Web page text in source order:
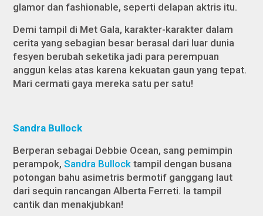
glamor danfashionable,seperti delapan aktris itu.
Demi tampil di Met Gala, karakter-karakter dalam
cerita yang sebagian besar berasal dari luar dunia
fesyen berubah seketika jadi para perempuan
anggun kelas atas karena kekuatan gaun yang tepat.
Mari cermati gaya mereka satu per satu!
Sandra Bullock
Berperan sebagai Debbie Ocean, sang pemimpin
perampok,Sandra Bullock tampil dengan busana
potongan bahu asimetris bermotif ganggang laut
darisequin rancangan Alberta Ferreti. Ia tampil
cantik dan menakjubkan!